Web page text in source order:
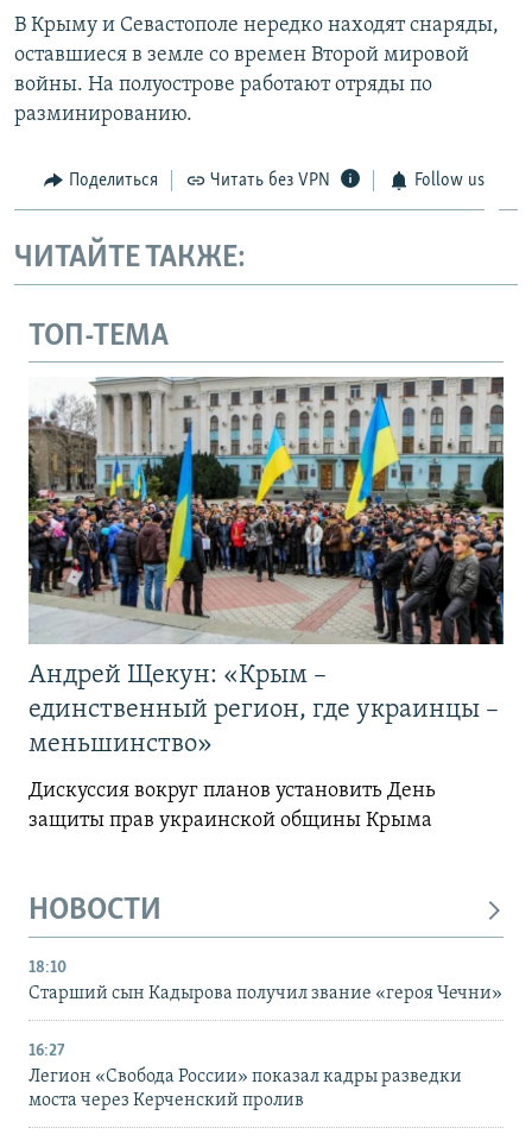
В Крыму и Севастополе нередко находят снаряды,
оставшиеся в земле со времен Второй мировой
войны. На полуострове работают отряды по
разминированию.
Поделиться Читать без VPN Follow us
ЧИТАЙТЕ ТАКЖЕ:
ТОП-ТЕМА
Андрей Щекун: «Крым –
единственный регион, где украинцы –
меньшинство»
Дискуссия вокруг планов установить День
защиты прав украинской общины Крыма
НОВОСТИ
18:10
Старший сын Кадырова получил звание «героя Чечни»
16:27
Легион «Свобода России» показал кадры разведки
моста через Керченский пролив